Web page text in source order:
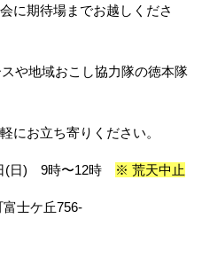
に期待場までお越しくださ
や地域おこし協力隊の徳本隊
にお立ち寄りください。
(日) 9時〜12時 ※ 荒天中止
士ケ丘756-